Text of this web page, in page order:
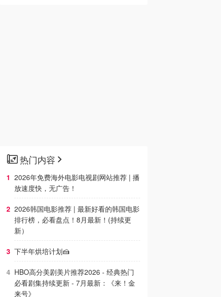
热门内容
2026年免费海外电影电视剧网站推荐 | 播
放速度快，无广告！
2026韩国电影推荐 | 最新好看的韩国电影
排行榜，必看盘点！8月最新！(持续更
新）
下半年烘培计划🍰
HBO高分美剧美片推荐2026 - 经典热门
必看剧集持续更新 - 7月最新：《​​来！金
来号》